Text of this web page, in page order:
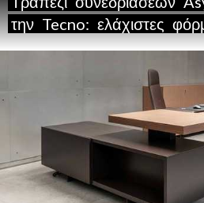
την Tecno: ελάχιστες